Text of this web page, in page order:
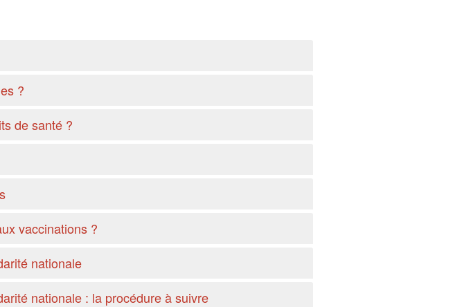
?
de santé ?
vaccinations ?
nationale
nationale : la procédure à suivre